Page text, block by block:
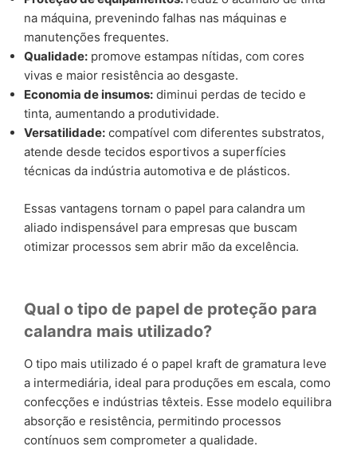
na máquina, prevenindo falhas nas máquinas e
manutenções frequentes.
Qualidade: promove estampas nítidas, com cores
vivas e maior resistência ao desgaste.
Economia de insumos: diminui perdas de tecido e
tinta, aumentando a produtividade.
Versatilidade: compatível com diferentes substratos,
atende desde tecidos esportivos a superfícies
técnicas da indústria automotiva e de plásticos.
Essas vantagens tornam o papel para calandra um
aliado indispensável para empresas que buscam
otimizar processos sem abrir mão da excelência.
Qual o tipo de papel de proteção para
calandra mais utilizado?
O tipo mais utilizado é o papel kraft de gramatura leve
a intermediária, ideal para produções em escala, como
confecções e indústrias têxteis. Esse modelo equilibra
absorção e resistência, permitindo processos
contínuos sem comprometer a qualidade.